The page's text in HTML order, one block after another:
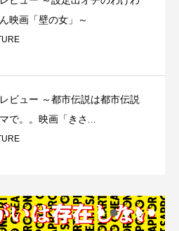
映画「壁の女」～
ビュー ～都市伝説は都市伝説
で。。映画「きさ...